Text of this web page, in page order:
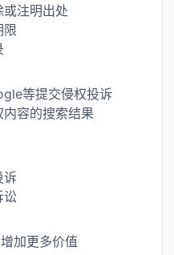
注明出处
限
等提交侵权投诉
容的搜索结果
诉
讼
加更多价值